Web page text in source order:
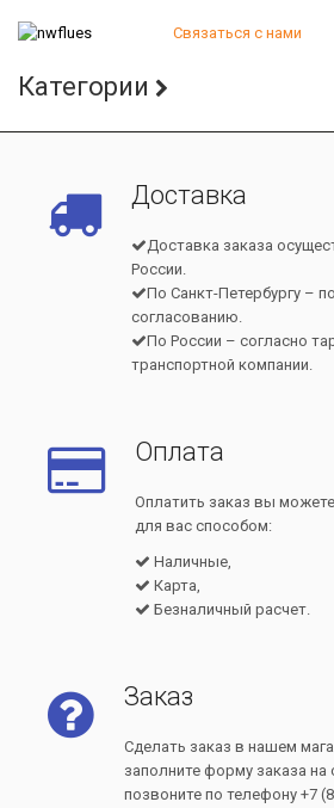
Связаться с нами
+7 (812) 542-07-85
+7 (812) 380-41-39
Категории
Доставка
Доставка заказа
России.
По Санкт-Петербургу –
согласованию.
По России – согласно
транспортной компании.
Оплата
Оплатить заказ вы
для вас способом:
Наличные,
Карта,
Безналичный расчет.
Заказ
Сделать заказ в нашем
заполните форму заказа на
позвоните по телефону +7